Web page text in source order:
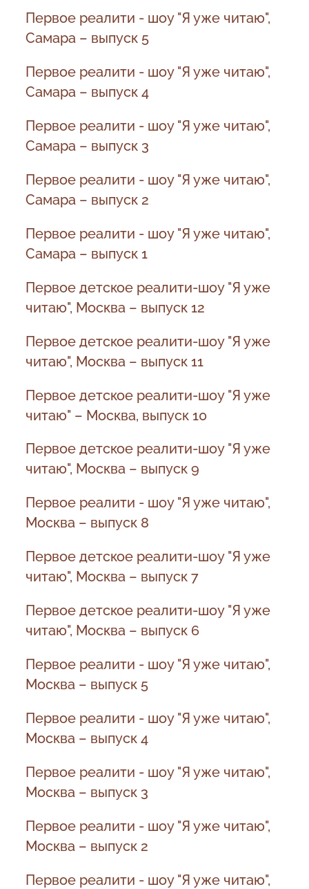
Первое реалити - шоу "Я уже читаю",
Самара – выпуск 5
Первое реалити - шоу "Я уже читаю",
Самара – выпуск 4
Первое реалити - шоу "Я уже читаю",
Самара – выпуск 3
Первое реалити - шоу "Я уже читаю",
Самара – выпуск 2
Первое реалити - шоу "Я уже читаю",
Самара – выпуск 1
Первое детское реалити-шоу "Я уже
читаю", Москва – выпуск 12
Первое детское реалити-шоу "Я уже
читаю", Москва – выпуск 11
Первое детское реалити-шоу "Я уже
читаю" – Москва, выпуск 10
Первое детское реалити-шоу "Я уже
читаю", Москва – выпуск 9
Первое реалити - шоу "Я уже читаю",
Москва – выпуск 8
Первое детское реалити-шоу "Я уже
читаю", Москва – выпуск 7
Первое детское реалити-шоу "Я уже
читаю", Москва – выпуск 6
Первое реалити - шоу "Я уже читаю",
Москва – выпуск 5
Первое реалити - шоу "Я уже читаю",
Москва – выпуск 4
Первое реалити - шоу "Я уже читаю",
Москва – выпуск 3
Первое реалити - шоу "Я уже читаю",
Москва – выпуск 2
Первое реалити - шоу "Я уже читаю",